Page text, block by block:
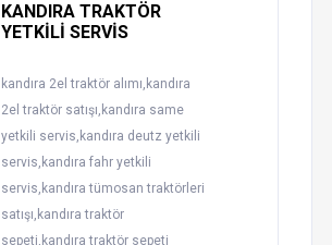
KANDIRA TRAKTÖR
YETKİLİ SERVİS
kandıra 2el traktör alımı,kandıra
2el traktör satışı,kandıra same
yetkili servis,kandıra deutz yetkili
servis,kandıra fahr yetkili
servis,kandıra tümosan traktörleri
satışı,kandıra traktör
sepeti,kandıra traktör sepeti